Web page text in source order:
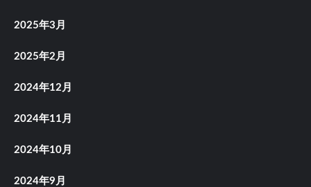
2025年3月
2025年2月
2024年12月
2024年11月
2024年10月
2024年9月